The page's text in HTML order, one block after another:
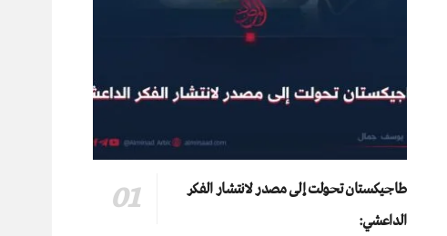
طاجيكستان تحولت إلى مصدر لانتشار الفكر
الداعشي: